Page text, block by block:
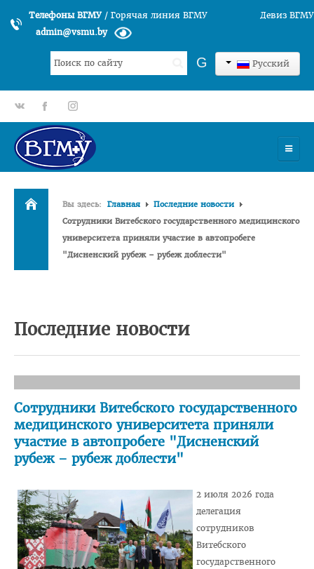
Телефоны ВГМУ/ Горячая линия ВГМУ
Девиз ВГМУ
admin@vsmu.by
Русский
Искать... G
gp fb tt
УНИВЕРСИТЕТ
История университета
Структура ВГМУ
Педиатрический факультет
Стоматологический
Подготовки иностранных граждан
Довузовской подготовки
ФПКиП по педагогике и психологии
Кафедры
Подразделения
Система менеджмента качества
Вы здесь: Главная
Последние новости
Сотрудники Витебского государственного медицинского
университета приняли участие в автопробеге
"Дисненский рубеж – рубеж доблести"
Последние новости
Сотрудники Витебского государственного
медицинского университета приняли
участие в автопробеге "Дисненский
рубеж – рубеж доблести"
2 июля 2026 года
делегация
сотрудников
Витебского
государственного